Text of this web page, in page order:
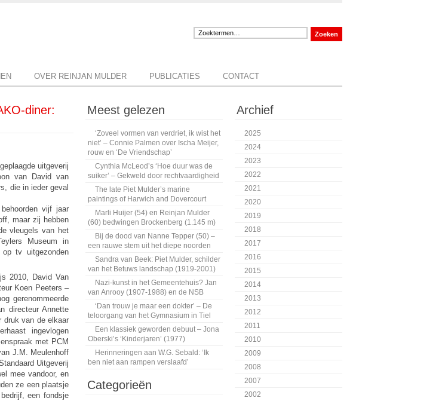
OVER REINJAN MULDER PUBLICATIES CONTACT
diner:
uitgeverij
van David van
die in ieder geval
vijf jaar
maar zij hebben
vleugels van het
Museum in
tv uitgezonden
2010, David Van
Koen Peeters –
gerenommeerde
directeur Annette
druk van de elkaar
ingevlogen
met PCM
J.M. Meulenhoff
Uitgeverij
mee vandoor, en
ze een plaatsje
een fondsje
Meest gelezen
‘Zoveel vormen van verdriet, ik wist het
niet’ – Connie Palmen over Ischa Meijer,
rouw en ‘De Vriendschap’
Cynthia McLeod’s ‘Hoe duur was de
suiker’ – Gekweld door rechtvaardigheid
The late Piet Mulder’s marine
paintings of Harwich and Dovercourt
Marli Huijer (54) en Reinjan Mulder
(60) bedwingen Brockenberg (1.145 m)
Bij de dood van Nanne Tepper (50) –
een rauwe stem uit het diepe noorden
Sandra van Beek: Piet Mulder, schilder
van het Betuws landschap (1919-2001)
Nazi-kunst in het Gemeentehuis? Jan
van Anrooy (1907-1988) en de NSB
‘Dan trouw je maar een dokter’ – De
teloorgang van het Gymnasium in Tiel
Een klassiek geworden debuut – Jona
Oberski’s ‘Kinderjaren’ (1977)
Herinneringen aan W.G. Sebald: ‘Ik
ben niet aan rampen verslaafd’
Categorieën
Archief
2025
2024
2023
2022
2021
2020
2019
2018
2017
2016
2015
2014
2013
2012
2011
2010
2009
2008
2007
2002